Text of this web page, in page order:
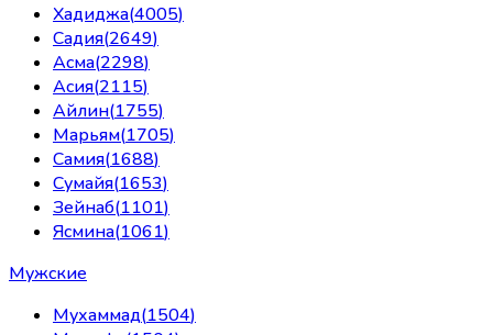
Хадиджа(4005)
Садия(2649)
Асма(2298)
Асия(2115)
Айлин(1755)
Марьям(1705)
Самия(1688)
Сумайя(1653)
Зейнаб(1101)
Ясмина(1061)
Мужские
Мухаммад(1504)